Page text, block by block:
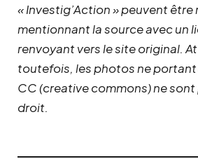
« Investig’Action » peuvent
mentionnant la source avec un
renvoyant vers le site original.
toutefois, les photos ne portant
CC (creative commons) ne sont
droit.